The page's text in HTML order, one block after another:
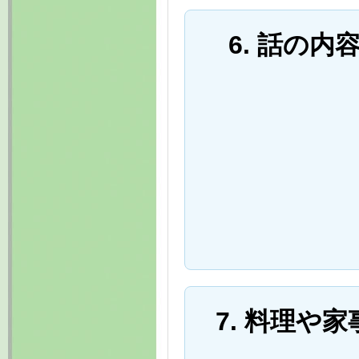
6. 話の内
7. 料理や家